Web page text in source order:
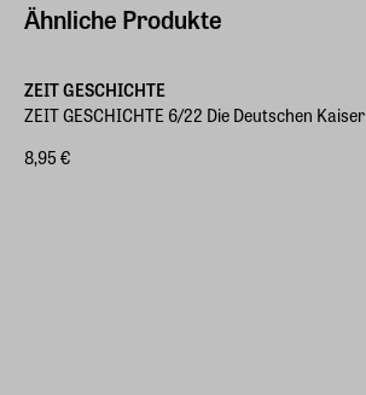
Ähnliche Produkte
ZEIT GESCHICHTE
ZEIT GESCHICHTE 6/22 Die Deutschen Kaiser
8,95 €